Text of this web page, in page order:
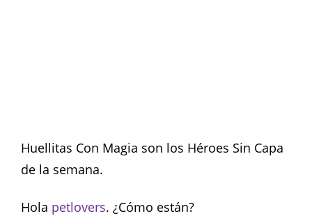
Huellitas Con Magia son los Héroes Sin Capa
de la semana.
Hola petlovers. ¿Cómo están?